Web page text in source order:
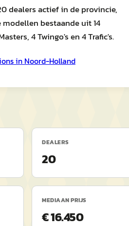
dealers actief in de provincie,
bestaande uit 14
4 Twingo's en 4 Trafic's.
in Noord-Holland
DEALERS
20
MEDIAAN PRIJS
€ 16.450